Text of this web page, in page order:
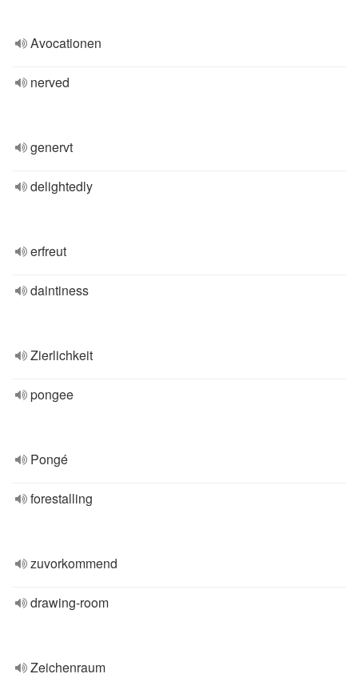
Avocationen
nerved
genervt
delightedly
erfreut
daintiness
Zierlichkeit
pongee
Pongé
forestalling
zuvorkommend
drawing-room
Zeichenraum